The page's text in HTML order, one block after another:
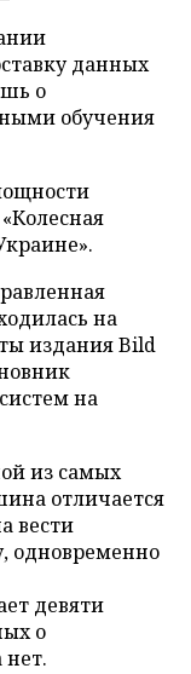
данных
о
обучения
на
издания Bild
на
из самых
отличается
вести
одновременно
девяти
о